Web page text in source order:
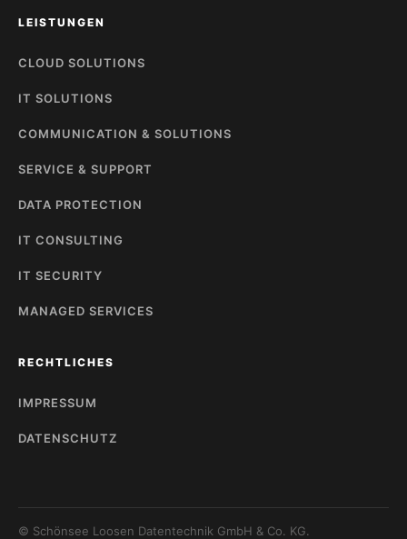
LEISTUNGEN
CLOUD SOLUTIONS
IT SOLUTIONS
COMMUNICATION & SOLUTIONS
SERVICE & SUPPORT
DATA PROTECTION
IT CONSULTING
IT SECURITY
MANAGED SERVICES
RECHTLICHES
IMPRESSUM
DATENSCHUTZ
© Schönsee Loosen Datentechnik GmbH & Co. KG.